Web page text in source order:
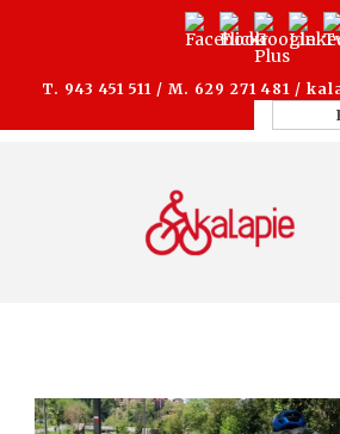
T. 943 451 511 / M. 629 271 481 /